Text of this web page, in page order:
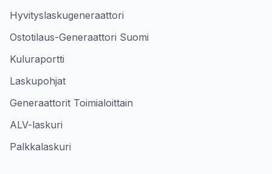
Hyvityslaskugeneraattori
Ostotilaus-Generaattori Suomi
Kuluraportti
Laskupohjat
Generaattorit Toimialoittain
ALV-laskuri
Palkkalaskuri